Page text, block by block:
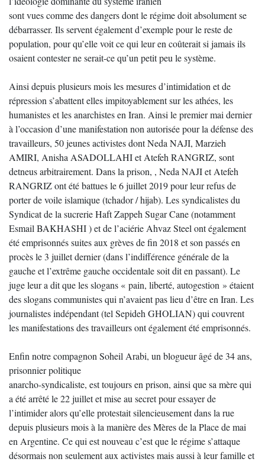
sont vues comme des dangers dont le régime doit absolument se
débarrasser. Ils servent également d’exemple pour le reste de
population, pour qu’elle voit ce qui leur en coûterait si jamais ils
osaient contester ne serait-ce qu’un petit peu le système.
Ainsi depuis plusieurs mois les mesures d’intimidation et de
répression s’abattent elles impitoyablement sur les athées, les
humanistes et les anarchistes en Iran. Ainsi le premier mai dernier
à l’occasion d’une manifestation non autorisée pour la défense des
travailleurs, 50 jeunes activistes dont Neda NAJI, Marzieh
AMIRI, Anisha ASADOLLAHI et Atefeh RANGRIZ, sont
detneus arbitrairement. Dans la prison, , Neda NAJI et Atefeh
RANGRIZ ont été battues le 6 juillet 2019 pour leur refus de
porter de voile islamique (tchador / hijab). Les syndicalistes du
Syndicat de la sucrerie Haft Zappeh Sugar Cane (notamment
Esmail BAKHASHI ) et de l’aciérie Ahvaz Steel ont également
été emprisonnés suites aux grèves de fin 2018 et son passés en
procès le 3 juillet dernier (dans l’indifférence générale de la
gauche et l’extrême gauche occidentale soit dit en passant). Le
juge leur a dit que les slogans « pain, liberté, autogestion » étaient
des slogans communistes qui n’avaient pas lieu d’être en Iran. Les
journalistes indépendant (tel Sepideh GHOLIAN) qui couvrent
les manifestations des travailleurs ont également été emprisonnés.
Enfin notre compagnon Soheil Arabi, un blogueur âgé de 34 ans,
prisonnier politique
anarcho-syndicaliste, est toujours en prison, ainsi que sa mère qui
a été arrêté le 22 juillet et mise au secret pour essayer de
l’intimider alors qu’elle protestait silencieusement dans la rue
depuis plusieurs mois à la manière des Mères de la Place de mai
en Argentine. Ce qui est nouveau c’est que le régime s’attaque
désormais non seulement aux activistes mais aussi à leur famille et